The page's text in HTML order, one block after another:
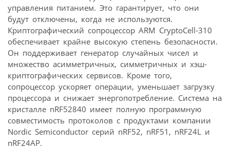
управления питанием. Это гарантирует, что они
будут отключены, когда не используются.
Криптографический сопроцессор ARM CryptoCell-310
обеспечивает крайне высокую степень безопасности.
Он поддерживает генератор случайных чисел и
множество асимметричных, симметричных и хэш-
криптографических сервисов. Кроме того,
сопроцессор ускоряет операции, уменьшает загрузку
процессора и снижает энергопотребление. Система на
кристалле nRF52840 имеет полную программную
совместимость протоколов с продуктами компании
Nordic Semiconductor серий nRF52, nRF51, nRF24L и
nRF24AP.